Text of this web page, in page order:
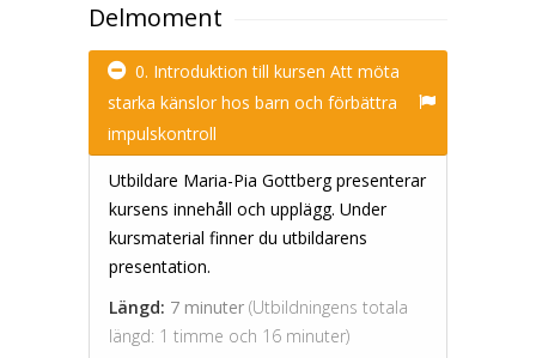
Delmoment
0. Introduktion till kursen Att möta
starka känslor hos barn och förbättra
impulskontroll
Utbildare Maria-Pia Gottberg presenterar
kursens innehåll och upplägg. Under
kursmaterial finner du utbildarens
presentation.
Längd: 7 minuter (Utbildningens totala
längd: 1 timme och 16 minuter)